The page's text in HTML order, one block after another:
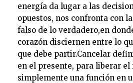
energía da lugar a las
opuestos, nos confronta con
falso de lo verdadero,en
corazón disciernen entre lo
que debe partir.Cancelar
en el presente, para liberar el
simplemente una función en